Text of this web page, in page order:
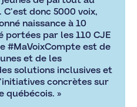
donc 5000 voix,
naissance à 10
par les 110 CJE
#MaVoixCompte est de
et de les
solutions inclusives et
concrètes sur
québécois. »